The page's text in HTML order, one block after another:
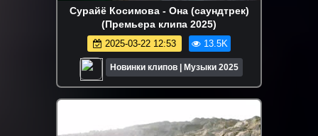
Сурайё Косимова - Она (саундтрек)
(Премьера клипа 2025)
2025-03-22 12:53 13.5K
Новинки клипов | Музыки 2025